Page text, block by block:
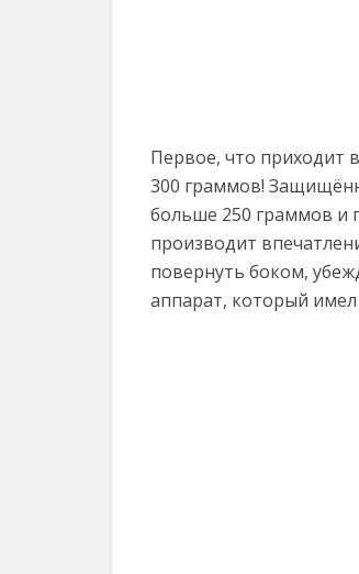
Первое, что приходит
300 граммов!
больше 250 граммов и
производит
повернуть боком,
аппарат, который